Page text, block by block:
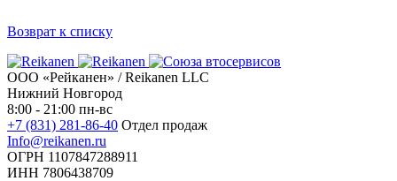
Возврат к списку
ООО «Рейканен» / Reikanen LLC
Нижний Новгород
8:00 - 21:00 пн-вс
+7 (831) 281-86-40 Отдел продаж
Info@reikanen.ru
ОГРН 1107847288911
ИНН 7806438709